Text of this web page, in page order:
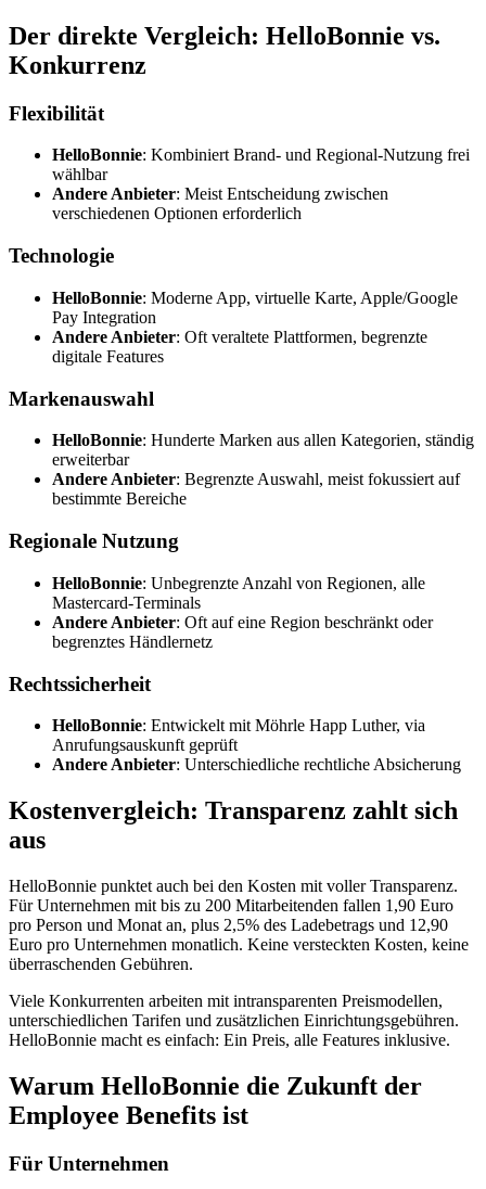
Der direkte Vergleich: HelloBonnie vs.
Konkurrenz
Flexibilität
HelloBonnie: Kombiniert Brand- und Regional-Nutzung frei
wählbar
Andere Anbieter: Meist Entscheidung zwischen
verschiedenen Optionen erforderlich
Technologie
HelloBonnie: Moderne App, virtuelle Karte, Apple/Google
Pay Integration
Andere Anbieter: Oft veraltete Plattformen, begrenzte
digitale Features
Markenauswahl
HelloBonnie: Hunderte Marken aus allen Kategorien, ständig
erweiterbar
Andere Anbieter: Begrenzte Auswahl, meist fokussiert auf
bestimmte Bereiche
Regionale Nutzung
HelloBonnie: Unbegrenzte Anzahl von Regionen, alle
Mastercard-Terminals
Andere Anbieter: Oft auf eine Region beschränkt oder
begrenztes Händlernetz
Rechtssicherheit
HelloBonnie: Entwickelt mit Möhrle Happ Luther, via
Anrufungsauskunft geprüft
Andere Anbieter: Unterschiedliche rechtliche Absicherung
Kostenvergleich: Transparenz zahlt sich
aus
HelloBonnie punktet auch bei den Kosten mit voller Transparenz.
Für Unternehmen mit bis zu 200 Mitarbeitenden fallen 1,90 Euro
pro Person und Monat an, plus 2,5% des Ladebetrags und 12,90
Euro pro Unternehmen monatlich. Keine versteckten Kosten, keine
überraschenden Gebühren.
Viele Konkurrenten arbeiten mit intransparenten Preismodellen,
unterschiedlichen Tarifen und zusätzlichen Einrichtungsgebühren.
HelloBonnie macht es einfach: Ein Preis, alle Features inklusive.
Warum HelloBonnie die Zukunft der
Employee Benefits ist
Für Unternehmen